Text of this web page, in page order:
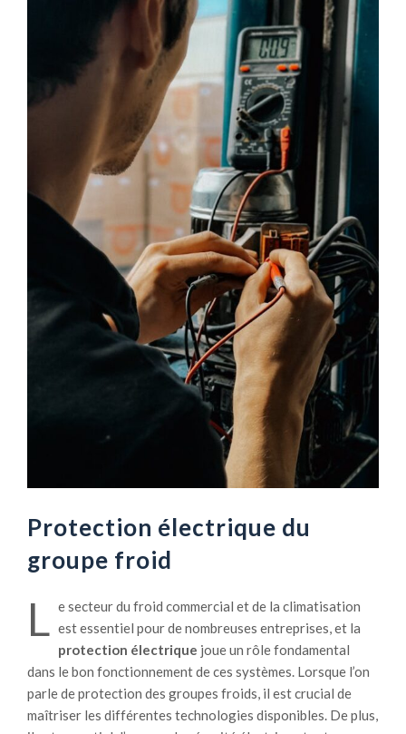
Protection électrique du
groupe froid
L e secteur du froid commercial et de la climatisation
est essentiel pour de nombreuses entreprises, et la
protection électrique joue un rôle fondamental
dans le bon fonctionnement de ces systèmes. Lorsque l’on
parle de protection des groupes froids, il est crucial de
maîtriser les différentes technologies disponibles. De plus,